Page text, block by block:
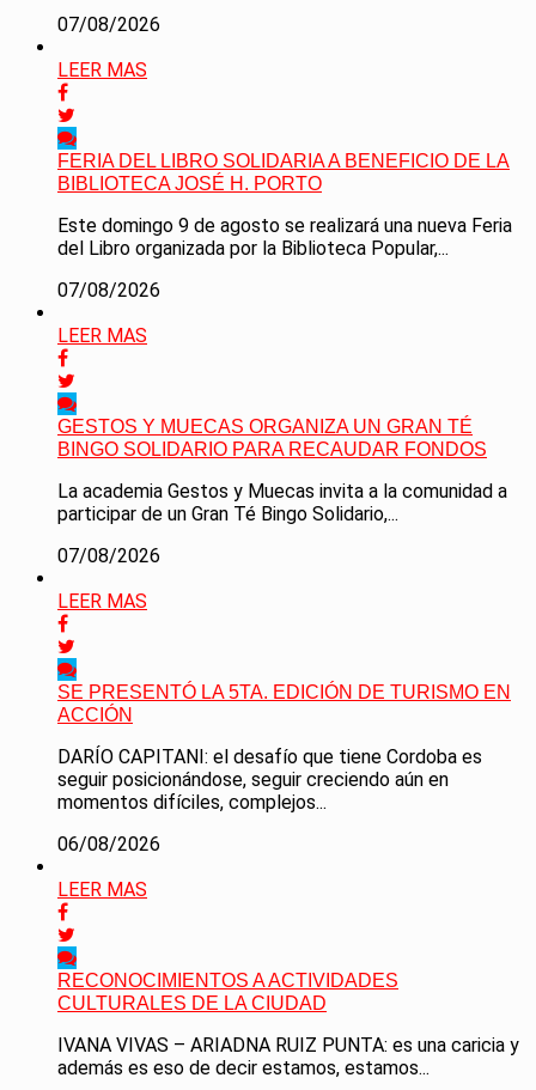
07/08/2026
LEER MAS
FERIA DEL LIBRO SOLIDARIA A BENEFICIO DE LA
BIBLIOTECA JOSÉ H. PORTO
Este domingo 9 de agosto se realizará una nueva Feria
del Libro organizada por la Biblioteca Popular,...
07/08/2026
LEER MAS
GESTOS Y MUECAS ORGANIZA UN GRAN TÉ
BINGO SOLIDARIO PARA RECAUDAR FONDOS
La academia Gestos y Muecas invita a la comunidad a
participar de un Gran Té Bingo Solidario,...
07/08/2026
LEER MAS
SE PRESENTÓ LA 5TA. EDICIÓN DE TURISMO EN
ACCIÓN
DARÍO CAPITANI: el desafío que tiene Cordoba es
seguir posicionándose, seguir creciendo aún en
momentos difíciles, complejos...
06/08/2026
LEER MAS
RECONOCIMIENTOS A ACTIVIDADES
CULTURALES DE LA CIUDAD
IVANA VIVAS – ARIADNA RUIZ PUNTA: es una caricia y
además es eso de decir estamos, estamos...